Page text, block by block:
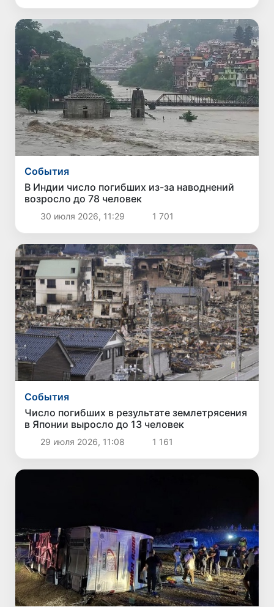
Cобытия
В Индии число погибших из-за наводнений
возросло до 78 человек
30 июля 2026, 11:29 1 701
Cобытия
Число погибших в результате землетрясения
в Японии выросло до 13 человек
29 июля 2026, 11:08 1 161